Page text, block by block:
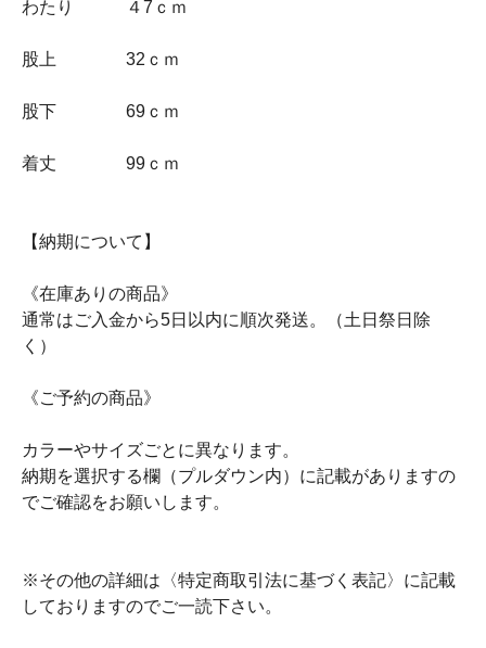
わたり ４7ｃｍ
股上 32ｃｍ
股下 69ｃｍ
着丈 99ｃｍ
【納期について】
《在庫ありの商品》
通常はご入金から5日以内に順次発送。（土日祭日除
く）
《ご予約の商品》
カラーやサイズごとに異なります。
納期を選択する欄（プルダウン内）に記載がありますの
でご確認をお願いします。
※その他の詳細は〈特定商取引法に基づく表記〉に記載
しておりますのでご一読下さい。